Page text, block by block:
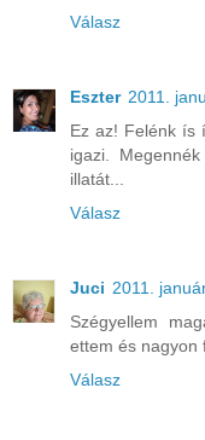
Válasz
Eszter 2011.
Ez az! Felénk ís
igazi.
illatát...
Válasz
Juci 2011.
Szégyellem
ettem és nagyon
Válasz